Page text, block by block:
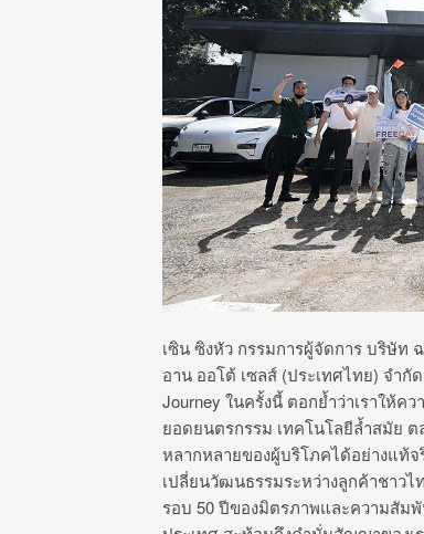
เซิน ซิงหัว กรรมการผู้จัดการ บริษัท
อาน ออโต้ เซลส์ (ประเทศไทย) จำกัด
Journey ในครั้งนี้ ตอกย้ำว่าเราให้ค
ยอดยนตรกรรม เทคโนโลยีล้ำสมัย
หลากหลายของผู้บริโภคได้อย่างแท้จ
เปลี่ยนวัฒนธรรมระหว่างลูกค้าชาวไ
รอบ 50ปีของมิตรภาพและความสัม